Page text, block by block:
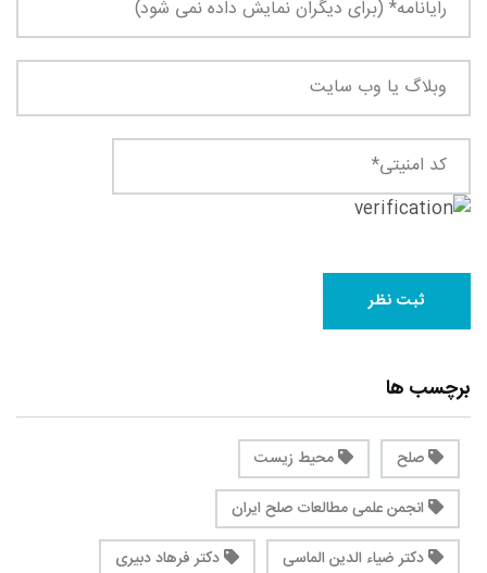
برچسب ها
صلح
محیط زیست
انجمن علمی مطالعات صلح ایران
دکتر ضیاء الدین الماسی
دکتر فرهاد دبیرى